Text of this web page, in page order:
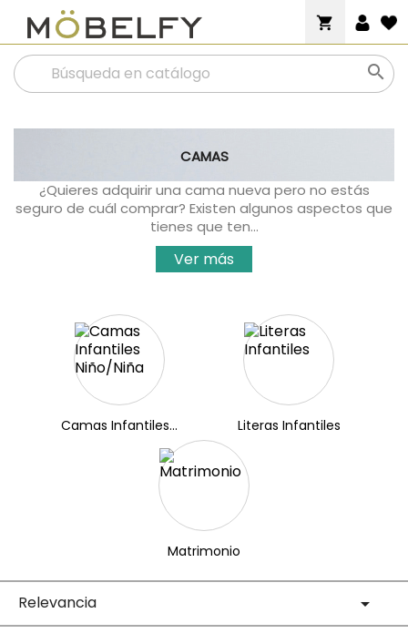
shopping_cart

CAMAS
¿Quieres adquirir una cama nueva pero no estás
seguro de cuál comprar? Existen algunos aspectos que
tienes que ten...
Ver más
Camas Infantiles... Literas Infantiles
Matrimonio
Relevancia 